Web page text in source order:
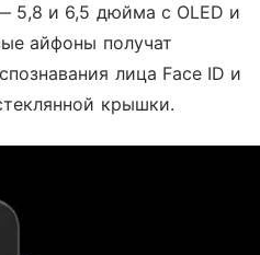
5,8 и 6,5 дюйма с OLED и
айфоны получат
лица Face ID и
крышки.